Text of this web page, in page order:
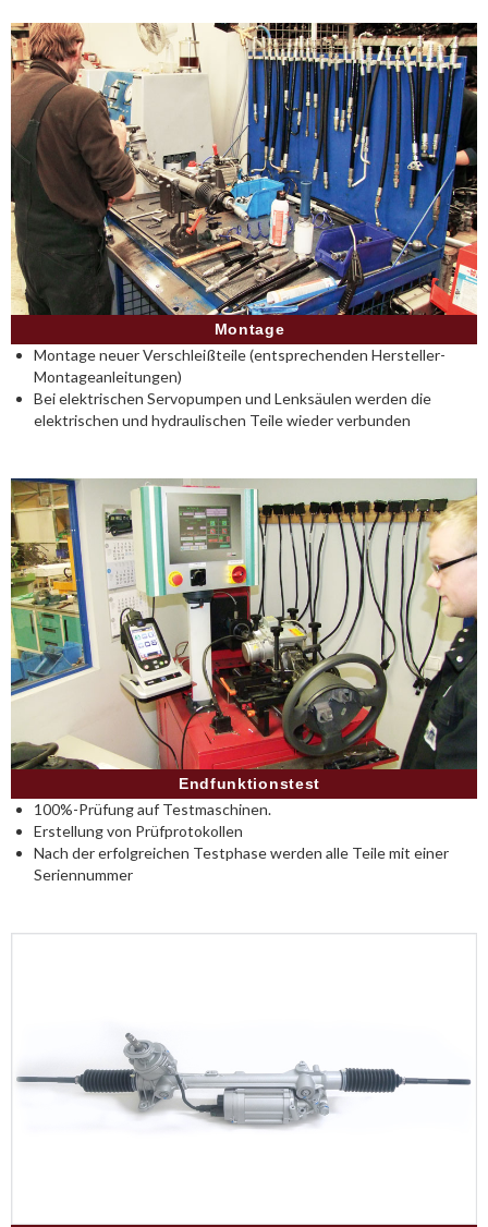
Montage
Montage neuer Verschleißteile (entsprechenden Hersteller-
Montageanleitungen)
Bei elektrischen Servopumpen und Lenksäulen werden die
elektrischen und hydraulischen Teile wieder verbunden
Endfunktionstest
100%-Prüfung auf Testmaschinen.
Erstellung von Prüfprotokollen
Nach der erfolgreichen Testphase werden alle Teile mit einer
Seriennummer